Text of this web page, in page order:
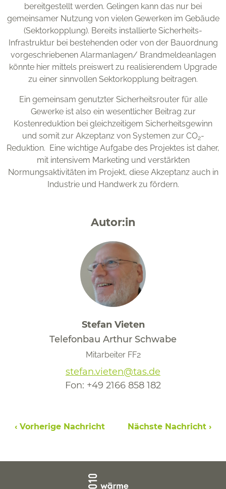
bereitgestellt werden. Gelingen kann das nur bei
gemeinsamer Nutzung von vielen Gewerken im Gebäude
(Sektorkopplung). Bereits installierte Sicherheits-
Infrastruktur bei bestehenden oder von der Bauordnung
vorgeschriebenen Alarmanlagen/ Brandmeldeanlagen
könnte hier mittels preiswert zu realisierendem Upgrade
zu einer sinnvollen Sektorkopplung beitragen.
Ein gemeinsam genutzter Sicherheitsrouter für alle
Gewerke ist also ein wesentlicher Beitrag zur
Kostenreduktion bei gleichzeitigem Sicherheitsgewinn
und somit zur Akzeptanz von Systemen zur CO2-
Reduktion. Eine wichtige Aufgabe des Projektes ist daher,
mit intensivem Marketing und verstärkten
Normungsaktivitäten im Projekt, diese Akzeptanz auch in
Industrie und Handwerk zu fördern.
Autor:in
Stefan Vieten
Telefonbau Arthur Schwabe
Mitarbeiter FF2
stefan.vieten@tas.de
Fon: +49 2166 858 182
‹ Vorherige Nachricht Nächste Nachricht ›